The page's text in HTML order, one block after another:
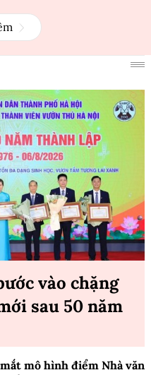
vào chặng
sau 50 năm
mô hình điểm Nhà văn